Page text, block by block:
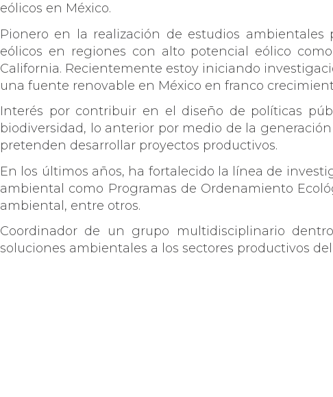
eólicos en México.
Pionero en la realización de estudios
eólicos en regiones con alto potencial eólico
California. Recientemente estoy iniciando
una fuente renovable en México en franco
Interés por contribuir en el diseño de políticas
biodiversidad, lo anterior por medio de la
pretenden desarrollar proyectos productivos.
En los últimos años, ha fortalecido la línea de
ambiental como Programas de Ordenamiento
ambiental, entre otros.
Coordinador de un grupo multidisciplinario
soluciones ambientales a los sectores productivos del